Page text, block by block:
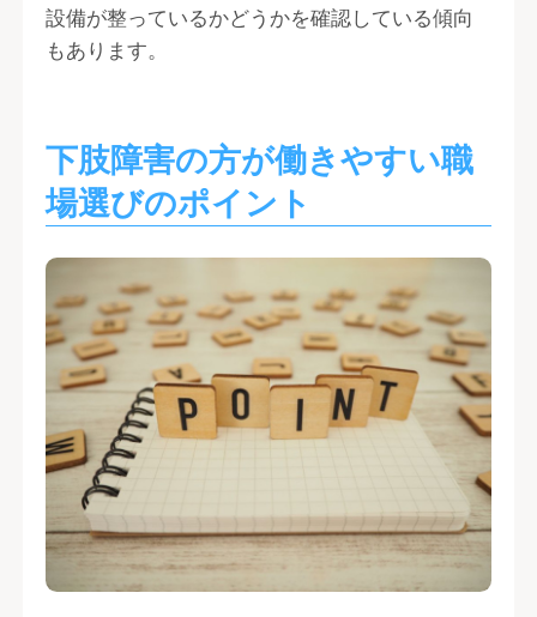
設備が整っているかどうかを確認している傾向
もあります。
下肢障害の方が働きやすい職
場選びのポイント